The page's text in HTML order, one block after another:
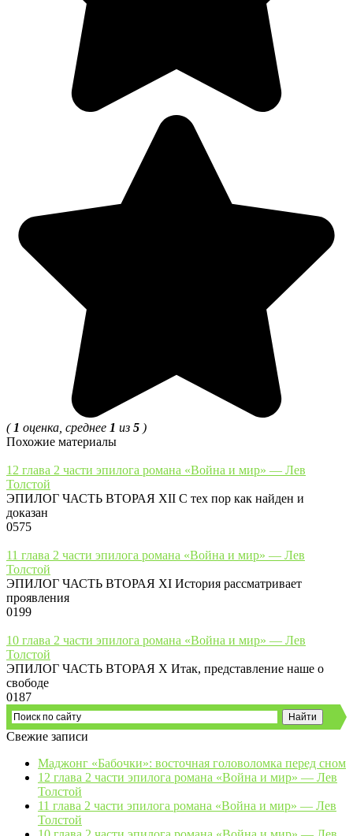
( 1 оценка, среднее 1 из 5 )
Похожие материалы
12 глава 2 части эпилога романа «Война и мир» — Лев
Толстой
ЭПИЛОГ ЧАСТЬ ВТОРАЯ XII С тех пор как найден и
доказан
0575
11 глава 2 части эпилога романа «Война и мир» — Лев
Толстой
ЭПИЛОГ ЧАСТЬ ВТОРАЯ XI История рассматривает
проявления
0199
10 глава 2 части эпилога романа «Война и мир» — Лев
Толстой
ЭПИЛОГ ЧАСТЬ ВТОРАЯ X Итак, представление наше о
свободе
0187
Свежие записи
Маджонг «Бабочки»: восточная головоломка перед сном
12 глава 2 части эпилога романа «Война и мир» — Лев
Толстой
11 глава 2 части эпилога романа «Война и мир» — Лев
Толстой